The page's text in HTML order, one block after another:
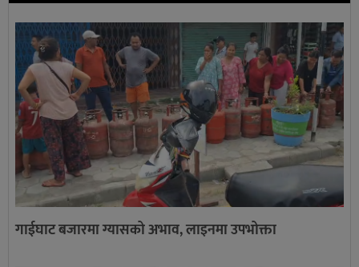
गाईघाट बजारमा ग्यासको अभाव, लाइनमा उपभोक्ता